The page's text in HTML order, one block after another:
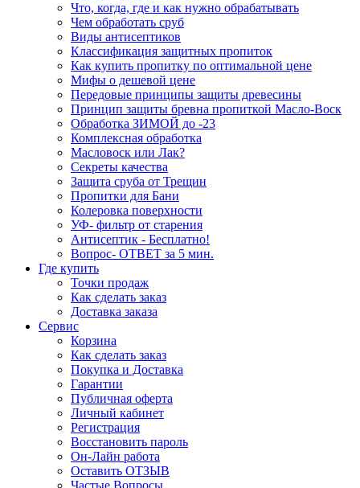
Что, когда, где и как нужно обрабатывать
Чем обработать сруб
Виды антисептиков
Классификация защитных пропиток
Как купить пропитку по оптимальной цене
Мифы о дешевой цене
Передовые принципы защиты древесины
Принцип защиты бревна пропиткой Масло-Воск
Обработка ЗИМОЙ до -23
Комплексная обработка
Масловоск или Лак?
Секреты качества
Защита сруба от Трещин
Пропитки для Бани
Колеровка поверхности
УФ- фильтр от старения
Антисептик - Бесплатно!
Вопрос- ОТВЕТ за 5 мин.
Где купить
Точки продаж
Как сделать заказ
Доставка заказа
Сервис
Корзина
Как сделать заказ
Покупка и Доставка
Гарантии
Публичная оферта
Личный кабинет
Регистрация
Восстановить пароль
Он-Лайн работа
Оставить ОТЗЫВ
Частые Вопросы